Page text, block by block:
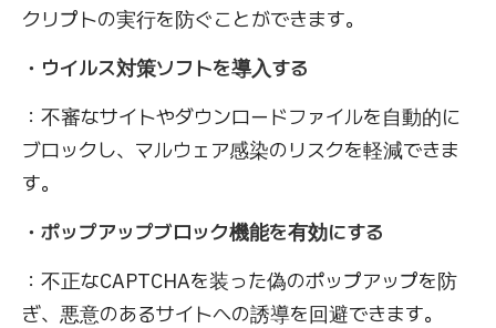
クリプトの実行を防ぐことができます。
・ウイルス対策ソフトを導入する
：不審なサイトやダウンロードファイルを自動的に
ブロックし、マルウェア感染のリスクを軽減できま
す。
・ポップアップブロック機能を有効にする
：不正なCAPTCHAを装った偽のポップアップを防
ぎ、悪意のあるサイトへの誘導を回避できます。